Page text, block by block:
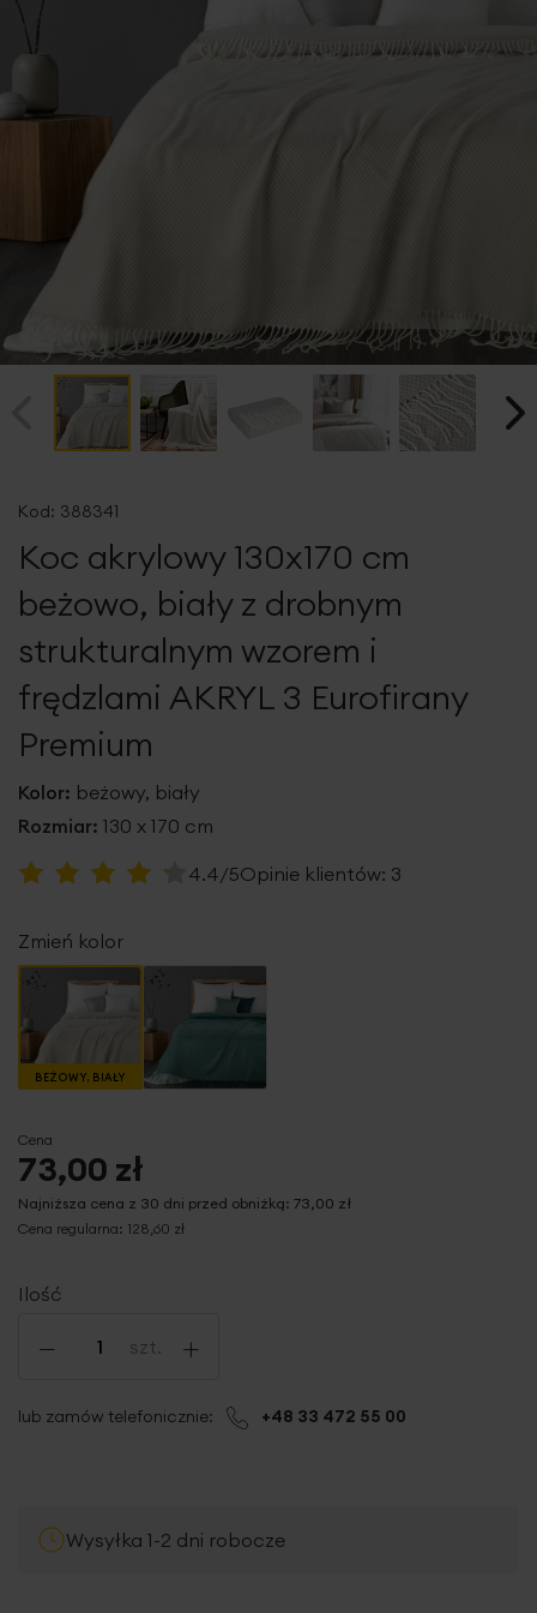
początek
galerii
Kod: 388341
Koc akrylowy 130x170 cm
beżowo, biały z drobnym
strukturalnym wzorem i
frędzlami AKRYL 3 Eurofirany
Premium
Kolor: beżowy, biały
Rozmiar: 130 x 170 cm
Ocena:
4.4/5Opinie klientów: 3
Zmień kolor
BEŻOWY, BIAŁY
Ilość
- szt. +
Cena
73,00 zł
Najniższa cena z 30 dni przed obniżką: 73,00 zł
Cena regularna: 128,60 zł
lub zamów telefonicznie: +48 33 472 55 00
Wysyłka 1-2 dni robocze